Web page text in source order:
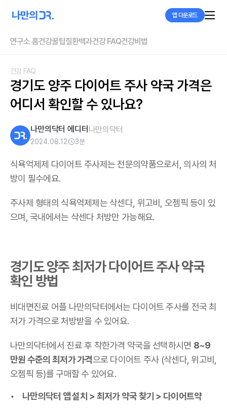
앱 다운로드
연구소 홈건강꿀팁질환백과건강 FAQ건강비법
건강 FAQ
경기도 양주 다이어트 주사 약국 가격은
어디서 확인할 수 있나요?
나만의닥터 에디터 나만의닥터
2024.08.12 3분
식욕억제제 다이어트 주사제는 전문의약품으로서, 의사의 처
방이 필수에요.
주사제 형태의 식욕억제제는 삭센다, 위고비, 오젬픽 등이 있
으며,국내에서는 삭센다 처방만 가능해요.
경기도 양주 최저가 다이어트 주사 약국
확인 방법
비대면진료 어플 나만의닥터에서는 다이어트 주사를 전국 최
저가 가격으로 처방받을 수 있어요.
나만의닥터에서 진료 후 착한가격 약국을 선택하시면 8~9
만원 수준의 최저가 가격으로 다이어트 주사 (삭센다, 위고비,
오젬픽 등)를 구매할 수 있어요.
나만의닥터 앱 설치 > 최저가 약국 찾기 > 다이어트약